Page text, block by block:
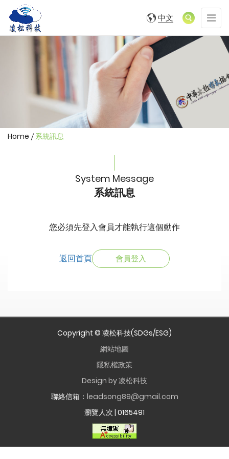
凌
松
(SDGs/ESG)
凌
松
科
(SDGs/ESG)LOGO
展
開/
收
站
導
中文
Home 系統訊息
System Message
系統訊息
您必須先登入會員才能執行這個動作
返回首頁 會員登入
Copyright © 凌松科技(SDGs/ESG)
網站地圖
隱私權政策
Design by 凌松科技
聯絡信箱： leadsong89@gmail.com
瀏覽人次 | 0165491